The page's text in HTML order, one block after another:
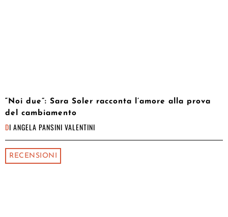
“Noi due”: Sara Soler racconta l’amore alla prova
del cambiamento
DI ANGELA PANSINI VALENTINI
RECENSIONI